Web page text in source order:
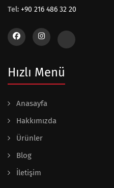
Tel: +90 216 486 32 20
Hızlı Menü
Anasayfa
Hakkımızda
Ürünler
Blog
İletişim